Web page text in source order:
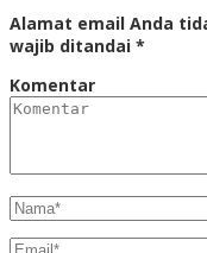
Alamat email Anda
wajib ditandai *
Komentar